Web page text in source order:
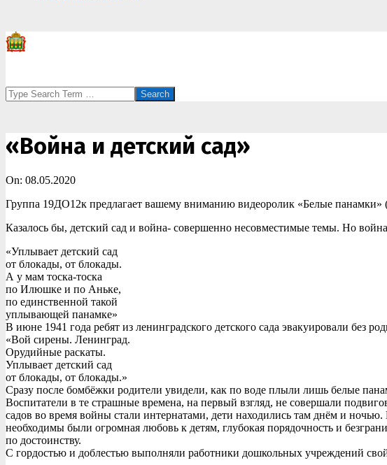
Search
«Война и детский сад»
On: 08.05.2020
Группа 19ДО12к предлагает вашему вниманию видеоролик «Белые
Казалось бы, детский сад и война- совершенно несовместимые темы. Но
«Уплывает детский сад
от блокады, от блокады.
А у мам тоска-тоска
по Илюшке и по Аньке,
по единственной такой
уплывающей панамке»
В июне 1941 года ребят из ленинградского детского сада эвакуировали без
«Вой сирены. Ленинград.
Орудийные раскаты.
Уплывает детский сад
от блокады, от блокады.»
Сразу после бомбёжки родители увидели, как по воде плыли лишь белые
Воспитатели в те страшные времена, на первый взгляд, не совершали
садов во время войны стали интернатами, дети находились там днём и
необходимы были огромная любовь к детям, глубокая порядочность и
по достоинству.
С гордостью и доблестью выполняли работники дошкольных учреждений